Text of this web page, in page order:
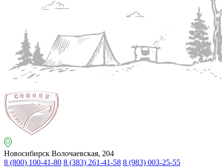
Новосибирск Волочаевская, 204
8 (800) 100-41-80 8 (383) 261-41-58 8 (983) 003-25-55